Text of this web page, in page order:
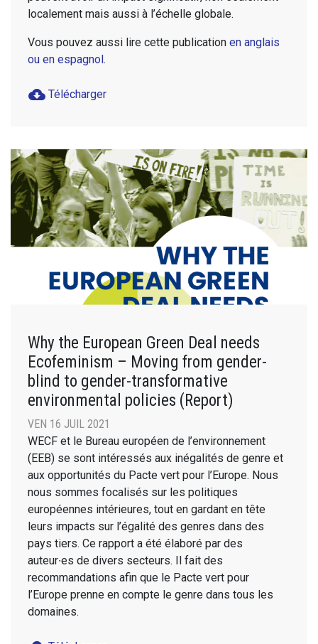
localement mais aussi à l’échelle globale.
Vous pouvez aussi lire cette publication en anglais
ou en espagnol.
cloud_download Télécharger
Why the European Green Deal needs
Ecofeminism – Moving from gender-
blind to gender-transformative
environmental policies (Report)
VEN 16 JUIL 2021
WECF et le Bureau européen de l’environnement
(EEB) se sont intéressés aux inégalités de genre et
aux opportunités du Pacte vert pour l’Europe. Nous
nous sommes focalisés sur les politiques
européennes intérieures, tout en gardant en tête
leurs impacts sur l’égalité des genres dans des
pays tiers. Ce rapport a été élaboré par des
auteur∙es de divers secteurs. Il fait des
recommandations afin que le Pacte vert pour
l’Europe prenne en compte le genre dans tous les
domaines.